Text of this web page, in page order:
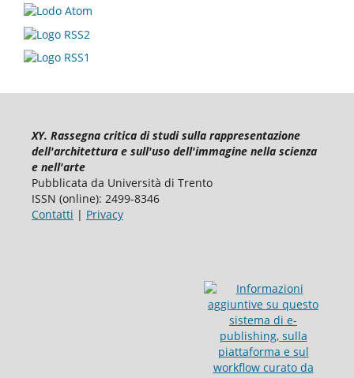
XY. Rassegna critica di studi sulla rappresentazione
dell'architettura e sull'uso dell'immagine nella scienza
e nell'arte
Pubblicata da Università di Trento
ISSN (online): 2499-8346
Contatti | Privacy